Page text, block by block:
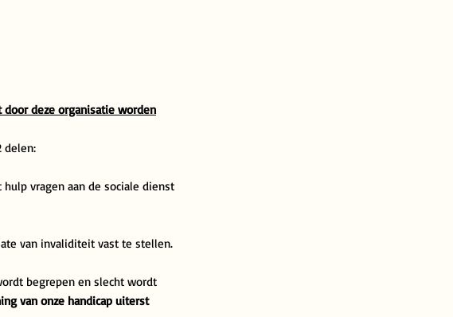
door deze organisatie worden
delen:
vragen aan de sociale dienst
van invaliditeit vast te stellen.
begrepen en slecht wordt
van onze handicap uiterst